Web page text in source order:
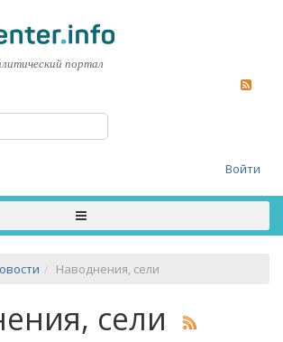
портал
Войти
Наводнения, сели
сели